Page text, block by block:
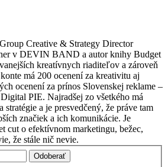
Creative & Strategy Director
v DEVIN BAND a autor knihy Budget
kreatívnych riaditeľov a zároveň
má 200 ocenení za kreativitu aj
ocenení za prínos Slovenskej reklame –
PIE. Najradšej zo všetkého má
a je presvedčený, že práve tam
značiek a ich komunikácie. Je
cut o efektívnom marketingu, bežec,
že stále nič nevie.
Odoberať